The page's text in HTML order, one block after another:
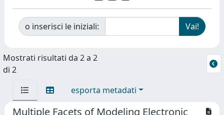
o inserisci le iniziali:
Mostrati risultati da 2 a 2
di 2
esporta metadati
Multiple Facets of Modeling Electronic